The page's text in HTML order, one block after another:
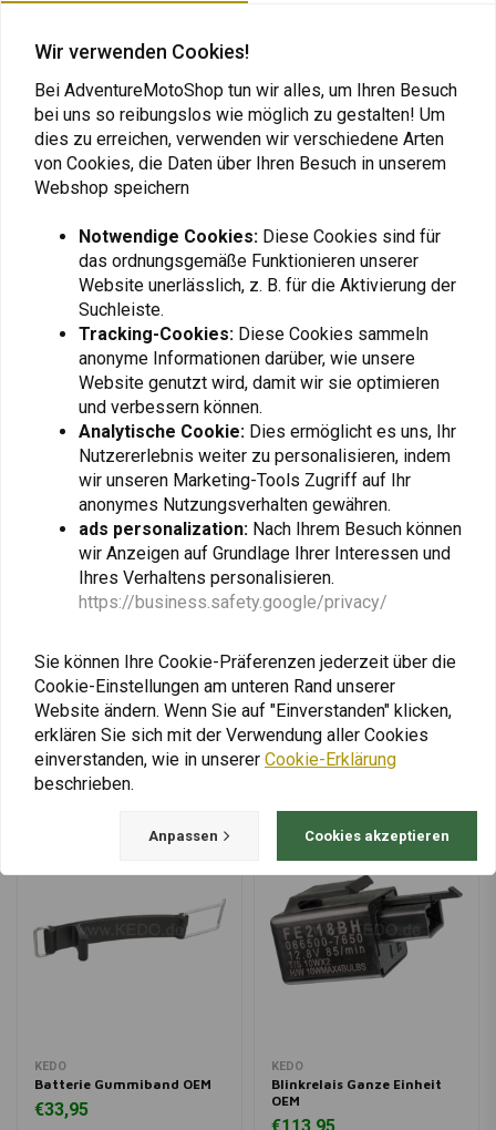
Fügen Sie Ihre Bewertung hinzu
Ähnliche Produkte
KEDO
Aluminium-
Bremsflüssigkeitsbehälter
Hinten Yamaha Ténéré
700 | Schwarz
€108,95
KEDO
Schutz für Wasserpumpe
Yamaha Ténéré 700 |
Schwarz
€25,95
Mehr laden
KEDO
Batterie Gummiband OEM
€33,95
KEDO
Blinkrelais Ganze Einheit
OEM
Wir verwenden Cookies!
Bei AdventureMotoShop tun wir alles, um Ihren Besuch
bei uns so reibungslos wie möglich zu gestalten! Um
dies zu erreichen, verwenden wir verschiedene Arten
von Cookies, die Daten über Ihren Besuch in unserem
Webshop speichern
Notwendige Cookies: Diese Cookies sind für
das ordnungsgemäße Funktionieren unserer
Website unerlässlich, z. B. für die Aktivierung der
Suchleiste.
Tracking-Cookies: Diese Cookies sammeln
anonyme Informationen darüber, wie unsere
Website genutzt wird, damit wir sie optimieren
und verbessern können.
Analytische Cookie: Dies ermöglicht es uns, Ihr
Nutzererlebnis weiter zu personalisieren, indem
wir unseren Marketing-Tools Zugriff auf Ihr
anonymes Nutzungsverhalten gewähren.
ads personalization: Nach Ihrem Besuch können
wir Anzeigen auf Grundlage Ihrer Interessen und
Ihres Verhaltens personalisieren.
https://business.safety.google/privacy/
Sie können Ihre Cookie-Präferenzen jederzeit über die
Cookie-Einstellungen am unteren Rand unserer
Website ändern. Wenn Sie auf "Einverstanden" klicken,
erklären Sie sich mit der Verwendung aller Cookies
einverstanden, wie in unserer Cookie-Erklärung
beschrieben.
Anpassen Cookies akzeptieren